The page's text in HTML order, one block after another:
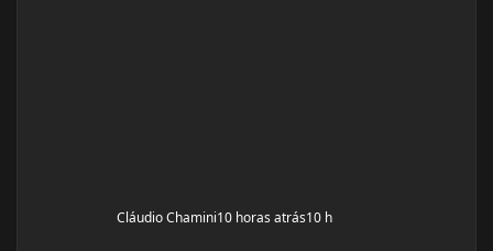
Cláudio Chamini10 horas atrás10 h